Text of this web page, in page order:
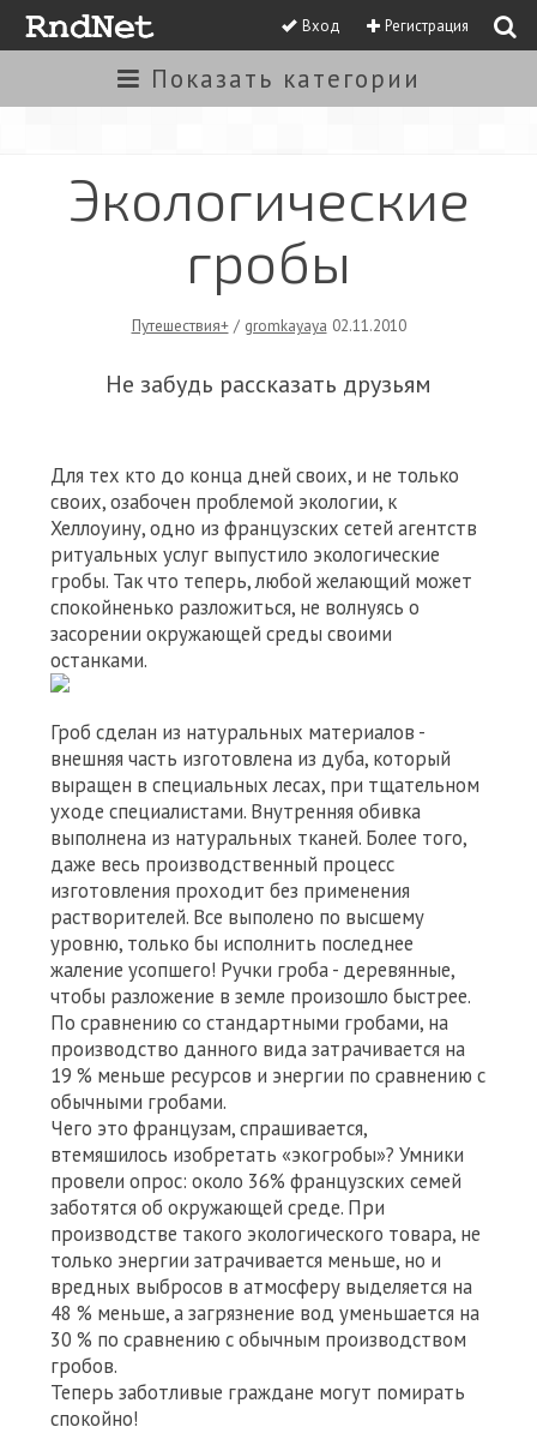
Вход Регистрация
Показать категории
Экологические
гробы
Путешествия+/ gromkayaya 02.11.2010
Не забудь рассказать друзьям
Для тех кто до конца дней своих, и не только
своих, озабочен проблемой экологии, к
Хеллоуину, одно из французских сетей агентств
ритуальных услуг выпустило экологические
гробы. Так что теперь, любой желающий может
спокойненько разложиться, не волнуясь о
засорении окружающей среды своими
останками.
Гроб сделан из натуральных материалов -
внешняя часть изготовлена из дуба, который
выращен в специальных лесах, при тщательном
уходе специалистами. Внутренняя обивка
выполнена из натуральных тканей. Более того,
даже весь производственный процесс
изготовления проходит без применения
растворителей. Все выполено по высшему
уровню, только бы исполнить последнее
жаление усопшего! Ручки гроба - деревянные,
чтобы разложение в земле произошло быстрее.
По сравнению со стандартными гробами, на
производство данного вида затрачивается на
19 % меньше ресурсов и энергии по сравнению с
обычными гробами.
Чего это французам, спрашивается,
втемяшилось изобретать «экогробы»? Умники
провели опрос: около 36% французских семей
заботятся об окружающей среде. При
производстве такого экологического товара, не
только энергии затрачивается меньше, но и
вредных выбросов в атмосферу выделяется на
48 % меньше, а загрязнение вод уменьшается на
30 % по сравнению с обычным производством
гробов.
Теперь заботливые граждане могут помирать
спокойно!